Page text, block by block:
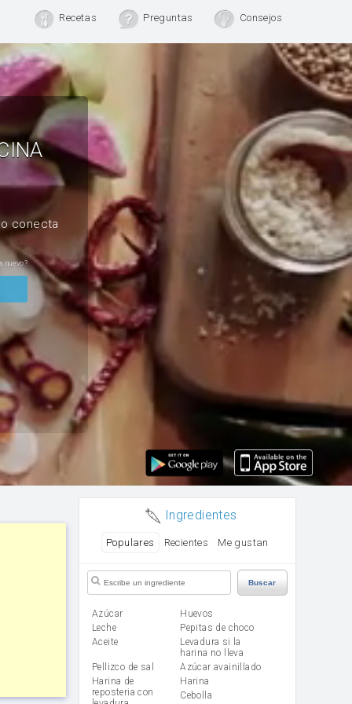
Recetas Preguntas Consejos
conecta
nuevo?
Ingredientes
Populares Recientes Me gustan
Buscar
Azúcar
huevos
leche
Pepitas de choco
aceite
Levadura si la
harina no lleva
Pellizco de sal
Azúcar avainillado
Harina de
reposteria con
harina
cebolla